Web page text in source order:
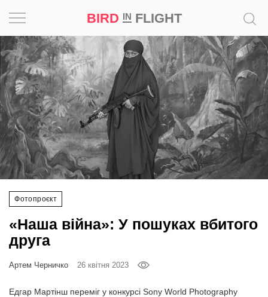
BIRD INFLIGHT
Фотопроєкт
«Наша війна»: У пошуках вбитого
друга
Артем Черничко 26 квітня 2023
Едгар Мартінш переміг у конкурсі Sony World Photography